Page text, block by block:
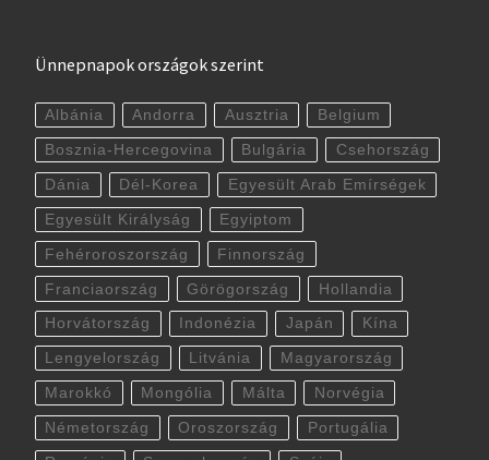
Ünnepnapok országok szerint
Albánia Andorra Ausztria Belgium
Bosznia-Hercegovina Bulgária Csehország
Dánia Dél-Korea Egyesült Arab Emírségek
Egyesült Királyság Egyiptom
Fehéroroszország Finnország
Franciaország Görögország Hollandia
Horvátország Indonézia Japán Kína
Lengyelország Litvánia Magyarország
Marokkó Mongólia Málta Norvégia
Németország Oroszország Portugália